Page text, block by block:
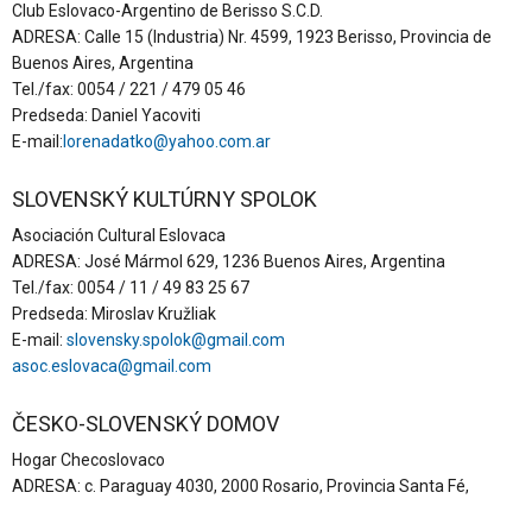
Club Eslovaco-Argentino de Berisso S.C.D.
ADRESA: Calle 15 (Industria) Nr. 4599, 1923 Berisso, Provincia de
Buenos Aires, Argentina
Tel./fax: 0054 / 221 / 479 05 46
Predseda: Daniel Yacoviti
E-mail: lorenadatko@yahoo.com.ar
SLOVENSKÝ KULTÚRNY SPOLOK
Asociación Cultural Eslovaca
ADRESA: José Mármol 629, 1236 Buenos Aires, Argentina
Tel./fax: 0054 / 11 / 49 83 25 67
Predseda: Miroslav Kružliak
E-mail: slovensky.spolok@gmail.com
asoc.eslovaca@gmail.com
ČESKO-SLOVENSKÝ DOMOV
Hogar Checoslovaco
ADRESA: c. Paraguay 4030, 2000 Rosario, Provincia Santa Fé,